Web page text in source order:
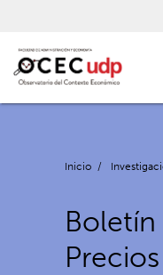
Inicio /
Boletín